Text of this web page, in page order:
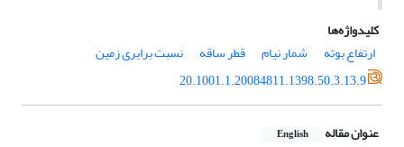
کلیدواژه‌ها
ارتفاع بوته
شمار نیام قطر ساقه
نسبت برابری زمین
20.1001.1.20084811.1398.50.3.13.9
عنوان مقاله English